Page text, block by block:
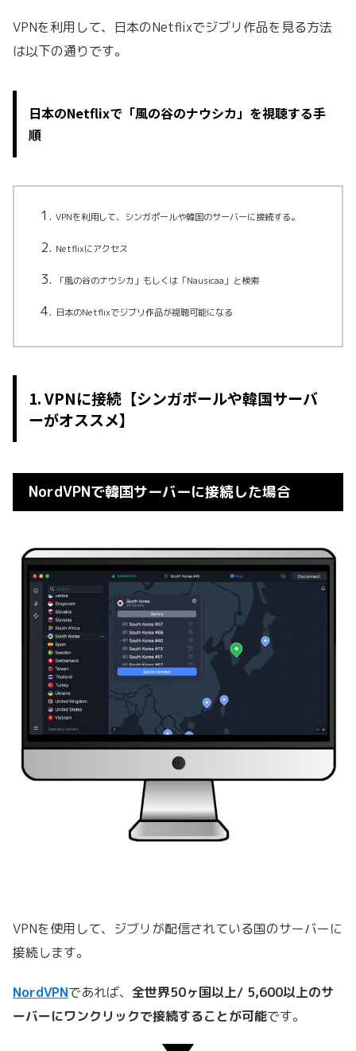
VPNを利用して、日本のNetflixでジブリ作品を見る方法
は以下の通りです。
日本のNetflixで「風の谷のナウシカ」を視聴する手
順
VPNを利用して、シンガポールや韓国のサーバーに接続する。
Netflixにアクセス
「風の谷のナウシカ」もしくは「Nausicaa」と検索
日本のNetflixでジブリ作品が視聴可能になる
1. VPNに接続【シンガポールや韓国サーバ
ーがオススメ】
NordVPNで韓国サーバーに接続した場合
VPNを使用して、ジブリが配信されている国のサーバーに
接続します。
NordVPNであれば、 全世界50ヶ国以上/ 5,600以上のサ
ーバーにワンクリックで接続することが可能です。